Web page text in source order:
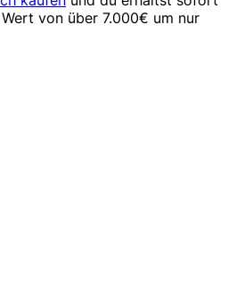
von über 7.000€ um nur